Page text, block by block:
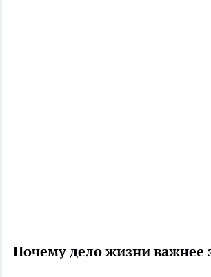
Почему дело жизни важнее